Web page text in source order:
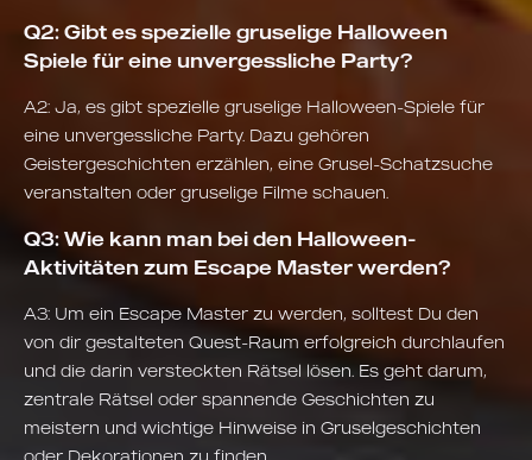
Q2: Gibt es spezielle gruselige Halloween
Spiele für eine unvergessliche Party?
A2: Ja, es gibt spezielle gruselige Halloween-Spiele für
eine unvergessliche Party. Dazu gehören
Geistergeschichten erzählen, eine Grusel-Schatzsuche
veranstalten oder gruselige Filme schauen.
Q3: Wie kann man bei den Halloween-
Aktivitäten zum Escape Master werden?
A3: Um ein Escape Master zu werden, solltest Du den
von dir gestalteten Quest-Raum erfolgreich durchlaufen
und die darin versteckten Rätsel lösen. Es geht darum,
zentrale Rätsel oder spannende Geschichten zu
meistern und wichtige Hinweise in Gruselgeschichten
oder Dekorationen zu finden.